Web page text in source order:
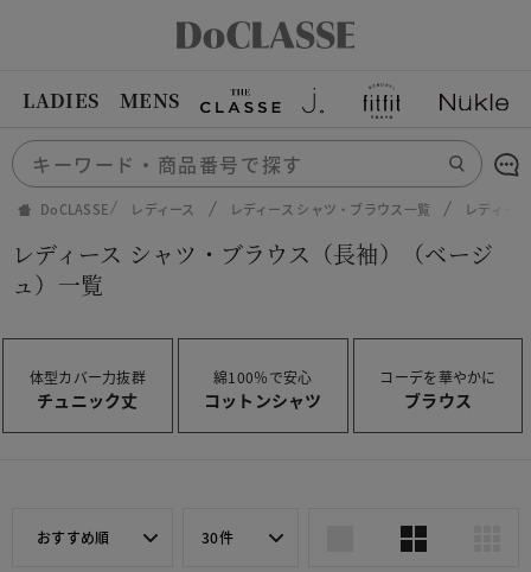
LADIES MENS
DoCLASSE レディース レディース シャツ・ブラウス一覧 レディー
レディース シャツ・ブラウス（長袖）（ベージ
ュ）一覧
体型カバー力抜群
チュニック丈
綿100％で安心
コットンシャツ
コーデを華やかに
ブラウス
おすすめ順 30件